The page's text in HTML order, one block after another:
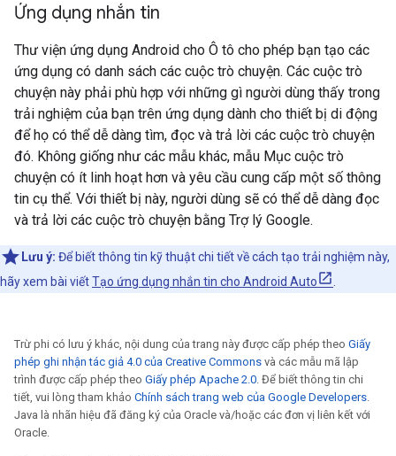
Ứng dụng nhắn tin
Thư viện ứng dụng Android cho Ô tô cho phép bạn tạo các
ứng dụng có danh sách các cuộc trò chuyện. Các cuộc trò
chuyện này phải phù hợp với những gì người dùng thấy trong
trải nghiệm của bạn trên ứng dụng dành cho thiết bị di động
để họ có thể dễ dàng tìm, đọc và trả lời các cuộc trò chuyện
đó. Không giống như các mẫu khác, mẫu Mục cuộc trò
chuyện có ít linh hoạt hơn và yêu cầu cung cấp một số thông
tin cụ thể. Với thiết bị này, người dùng sẽ có thể dễ dàng đọc
và trả lời các cuộc trò chuyện bằng Trợ lý Google.
Lưu ý: Để biết thông tin kỹ thuật chi tiết về cách tạo trải nghiệm này,
hãy xem bài viếtTạo ứng dụng nhắn tin cho Android Auto
Trừ phi có lưu ý khác, nội dung của trang này được cấp phép theo Giấy
phép ghi nhận tác giả 4.0 của Creative Commons và các mẫu mã lập
trình được cấp phép theo Giấy phép Apache 2.0 . Để biết thông tin chi
tiết, vui lòng tham khảo Chính sách trang web của Google Developers
Java là nhãn hiệu đã đăng ký của Oracle và/hoặc các đơn vị liên kết với
Oracle.